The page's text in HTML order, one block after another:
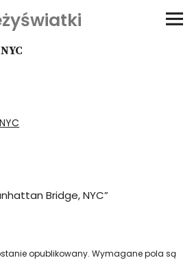
Bridge, NYC”
opublikowany. Wymagane pola są